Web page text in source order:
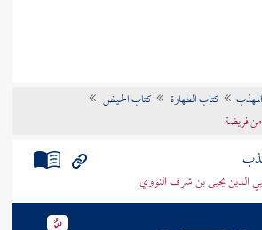
كتاب الطهارة
كتاب الحيض
من فريضة
الدين يحيى بن شرف النووي